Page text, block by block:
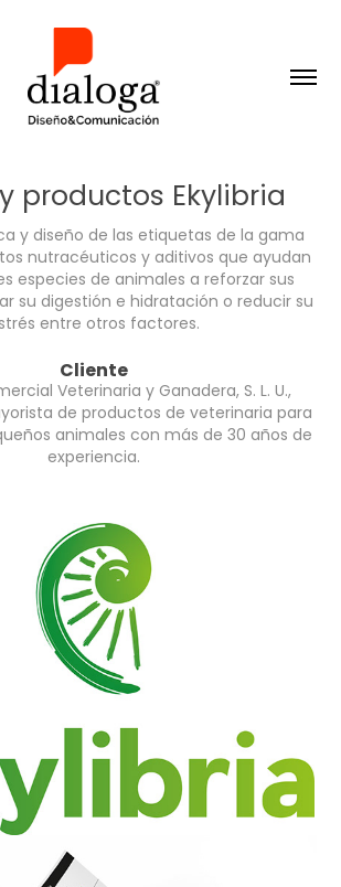
productos Ekylibria
y diseño de las etiquetas de la gama
nutracéuticos y aditivos que ayudan
especies de animales a reforzar sus
su digestión e hidratación o reducir su
entre otros factores.
Cliente
Veterinaria y Ganadera, S. L. U.,
de productos de veterinaria para
animales con más de 30 años de
experiencia.